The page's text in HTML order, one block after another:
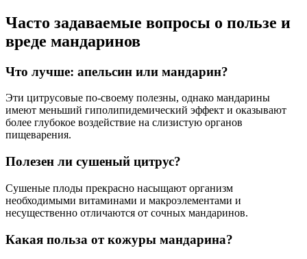
Часто задаваемые вопросы о пользе и
вреде мандаринов
Что лучше: апельсин или мандарин?
Эти цитрусовые по-своему полезны, однако мандарины
имеют меньший гиполипидемический эффект и оказывают
более глубокое воздействие на слизистую органов
пищеварения.
Полезен ли сушеный цитрус?
Сушеные плоды прекрасно насыщают организм
необходимыми витаминами и макроэлементами и
несущественно отличаются от сочных мандаринов.
Какая польза от кожуры мандарина?